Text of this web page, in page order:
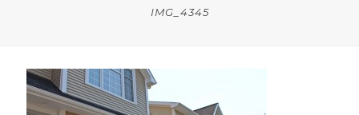
IMG_4345